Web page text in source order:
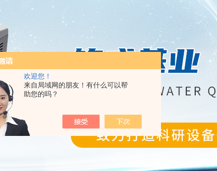
欢迎您！
来自局域网的朋友！有什么可以帮
助您的吗？